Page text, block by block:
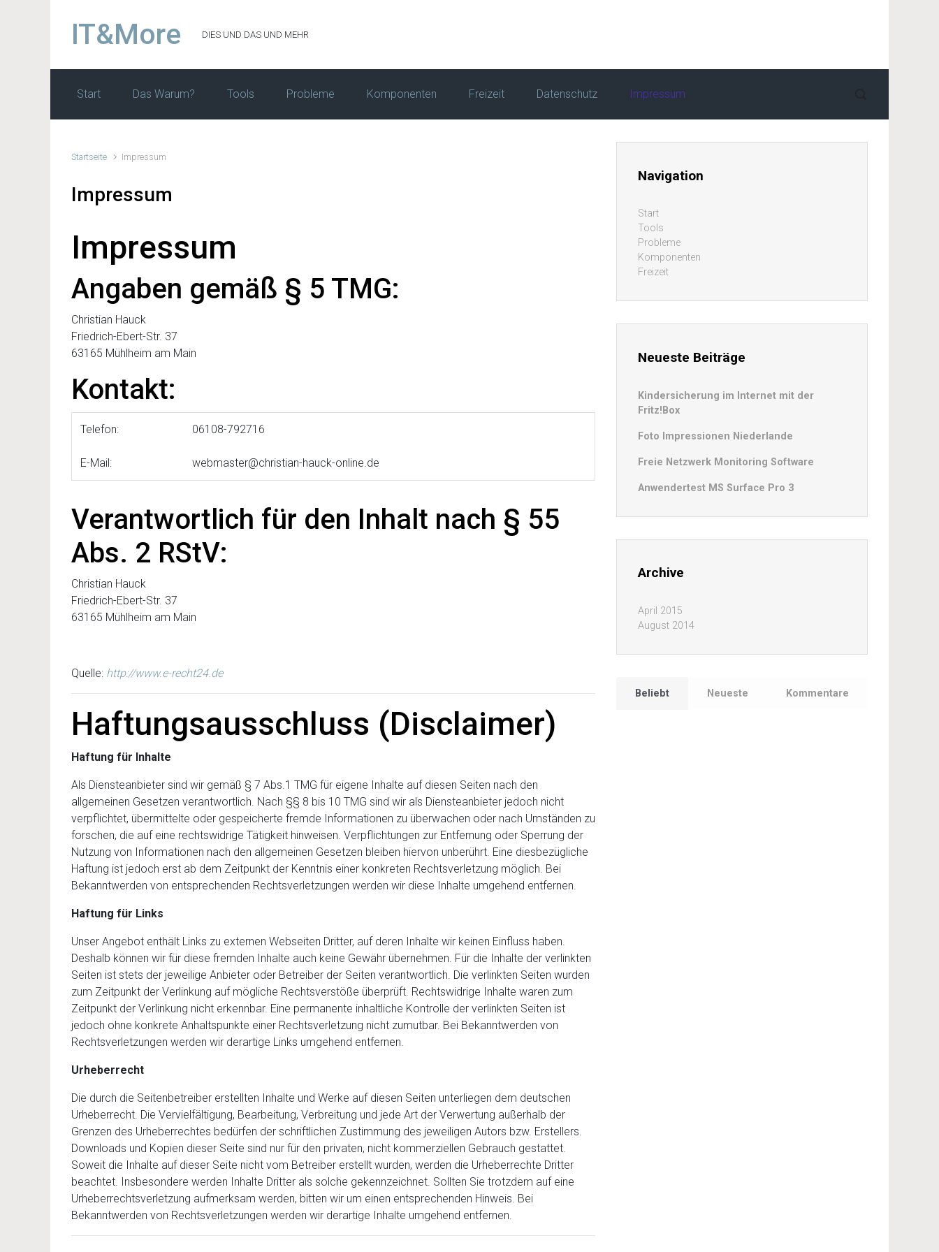
IT&More DIES UND DAS UND MEHR
Start Das Warum? Tools Probleme Komponenten Freizeit Datenschutz Impressum
Startseite Impressum
Impressum
Impressum
Angaben gemäß § 5 TMG:
Christian Hauck
Friedrich-Ebert-Str. 37
63165 Mühlheim am Main
Kontakt:
Telefon: 06108-792716
E-Mail: webmaster@christian-hauck-online.de
Verantwortlich für den Inhalt nach § 55
Abs. 2 RStV:
Christian Hauck
Friedrich-Ebert-Str. 37
63165 Mühlheim am Main
Quelle: http://www.e-recht24.de
Haftungsausschluss (Disclaimer)
Haftung für Inhalte
Als Diensteanbieter sind wir gemäß § 7 Abs.1 TMG für eigene Inhalte auf diesen Seiten nach den
allgemeinen Gesetzen verantwortlich. Nach §§ 8 bis 10 TMG sind wir als Diensteanbieter jedoch nicht
verpflichtet, übermittelte oder gespeicherte fremde Informationen zu überwachen oder nach Umständen zu
forschen, die auf eine rechtswidrige Tätigkeit hinweisen. Verpflichtungen zur Entfernung oder Sperrung der
Nutzung von Informationen nach den allgemeinen Gesetzen bleiben hiervon unberührt. Eine diesbezügliche
Haftung ist jedoch erst ab dem Zeitpunkt der Kenntnis einer konkreten Rechtsverletzung möglich. Bei
Bekanntwerden von entsprechenden Rechtsverletzungen werden wir diese Inhalte umgehend entfernen.
Haftung für Links
Unser Angebot enthält Links zu externen Webseiten Dritter, auf deren Inhalte wir keinen Einfluss haben.
Deshalb können wir für diese fremden Inhalte auch keine Gewähr übernehmen. Für die Inhalte der verlinkten
Seiten ist stets der jeweilige Anbieter oder Betreiber der Seiten verantwortlich. Die verlinkten Seiten wurden
zum Zeitpunkt der Verlinkung auf mögliche Rechtsverstöße überprüft. Rechtswidrige Inhalte waren zum
Zeitpunkt der Verlinkung nicht erkennbar. Eine permanente inhaltliche Kontrolle der verlinkten Seiten ist
jedoch ohne konkrete Anhaltspunkte einer Rechtsverletzung nicht zumutbar. Bei Bekanntwerden von
Rechtsverletzungen werden wir derartige Links umgehend entfernen.
Urheberrecht
Die durch die Seitenbetreiber erstellten Inhalte und Werke auf diesen Seiten unterliegen dem deutschen
Urheberrecht. Die Vervielfältigung, Bearbeitung, Verbreitung und jede Art der Verwertung außerhalb der
Grenzen des Urheberrechtes bedürfen der schriftlichen Zustimmung des jeweiligen Autors bzw. Erstellers.
Downloads und Kopien dieser Seite sind nur für den privaten, nicht kommerziellen Gebrauch gestattet.
Soweit die Inhalte auf dieser Seite nicht vom Betreiber erstellt wurden, werden die Urheberrechte Dritter
beachtet. Insbesondere werden Inhalte Dritter als solche gekennzeichnet. Sollten Sie trotzdem auf eine
Urheberrechtsverletzung aufmerksam werden, bitten wir um einen entsprechenden Hinweis. Bei
Bekanntwerden von Rechtsverletzungen werden wir derartige Inhalte umgehend entfernen.
Navigation
Start
Tools
Probleme
Komponenten
Freizeit
Neueste Beiträge
Kindersicherung im Internet mit der
Fritz!Box
Foto Impressionen Niederlande
Freie Netzwerk Monitoring Software
Anwendertest MS Surface Pro 3
Archive
April 2015
August 2014
Beliebt Neueste Kommentare